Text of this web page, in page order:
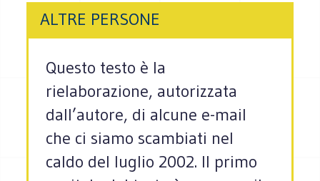
ALTRE PERSONE
Questo testo è la
rielaborazione, autorizzata
dall’autore, di alcune e-mail
che ci siamo scambiati nel
caldo del luglio 2002. Il primo